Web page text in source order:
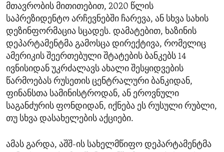
მთავრობის მითითებით, 2020 წლის
საპრეზიდენტო არჩევნებში ჩარევა, ან სხვა სახის
დეზინფორმაცია სცადეს. დამატებით, ხაზინის
დეპარტამენტმა გამოსცა დირექტივა, რომელიც
ამერიკის შეერთებული შტატების ბანკებს 14
ივნისიდან უკრძალავს ახალი შესყიდვების
წარმოებას რუსეთის ცენტრალური ბანკიდან,
ფინანსთა სამინისტროდან, ან ეროვნული
საგანძურის ფონდიდან, იქნება ეს რუსული რუბლი,
თუ სხვა დასახელების აქციები.
ამას გარდა, აშშ-ის სახელმწიფო დეპარტამენტმა